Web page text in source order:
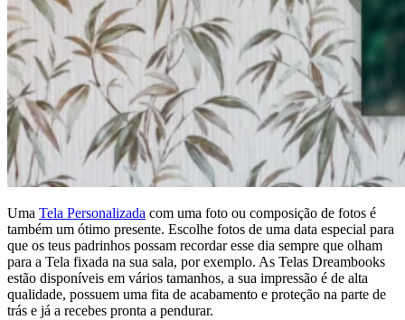
Uma Tela Personalizada com uma foto ou composição de fotos é
também um ótimo presente. Escolhe fotos de uma data especial para
que os teus padrinhos possam recordar esse dia sempre que olham
para a Tela fixada na sua sala, por exemplo. As Telas Dreambooks
estão disponíveis em vários tamanhos, a sua impressão é de alta
qualidade, possuem uma fita de acabamento e proteção na parte de
trás e já a recebes pronta a pendurar.